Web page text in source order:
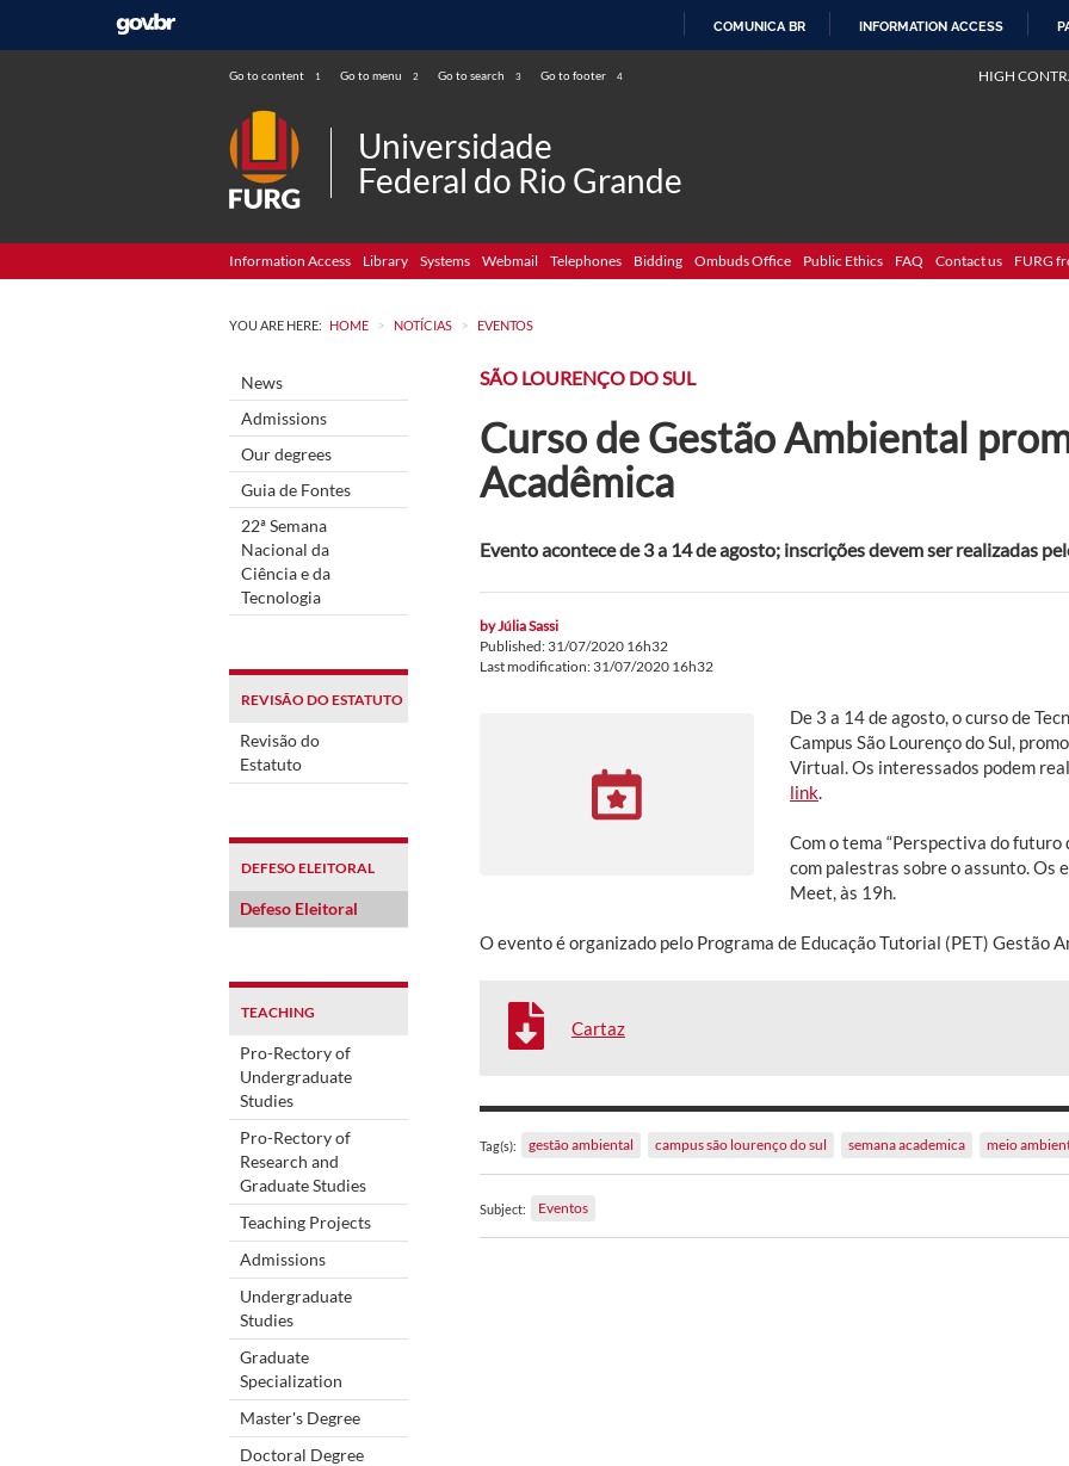
COMUNICA BR INFORMATION ACCESS
Go to content 1 Go to menu 2 Go to search 3 Go to footer 4 HIGH
Universidade
Federal do Rio Grande
Information Access Library Systems Webmail Telephones Bidding Ombuds Office Public Ethics FAQ Contact us FURG
YOU ARE HERE: HOME > NOTÍCIAS > EVENTOS
News
Admissions
Our degrees
Guia de Fontes
22ª Semana
Nacional da
Ciência e da
Tecnologia
REVISÃO DO ESTATUTO
Revisão do
Estatuto
DEFESO ELEITORAL
Defeso Eleitoral
TEACHING
Pro-Rectory of
Undergraduate
Studies
Pro-Rectory of
Research and
Graduate Studies
Teaching Projects
Admissions
Undergraduate
Studies
Graduate
Specialization
Master's Degree
Doctoral Degree
SÃO LOURENÇO DO SUL
Curso de Gestão Ambiental
Acadêmica
Evento acontece de 3 a 14 de agosto; inscrições devem ser realizadas
byJúlia Sassi
Published: 31/07/2020 16h32
Last modification: 31/07/2020 16h32
De 3 a 14 de agosto, o curso de
Campus São Lourenço do Sul,
Virtual. Os interessados podem
link
Com o tema “Perspectiva do
com palestras sobre o assunto. Os
Meet, às 19h.
O evento é organizado pelo Programa de Educação Tutorial (PET) Gestão
Cartaz
Tag(s): gestão ambiental campus são lourenço do sul semana academica meio
Subject: Eventos